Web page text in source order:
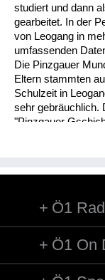
studiert und dann
gearbeitet. In der
von Leogang in
umfassenden
Die Pinzgauer
Eltern stammten
Schulzeit in
sehr gebräuchlich.
"Pinzgauer
Sprüche und
Gretl Widauer
Ö1
Ö1 On